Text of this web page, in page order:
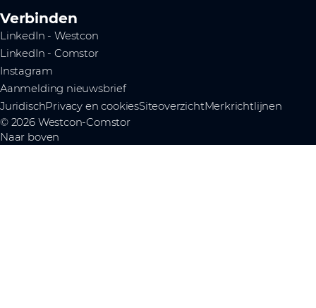
Verbinden
LinkedIn - Westcon
LinkedIn - Comstor
Instagram
Aanmelding nieuwsbrief
JuridischPrivacy en cookiesSiteoverzichtMerkrichtlijnen
© 2026 Westcon-Comstor
Naar boven